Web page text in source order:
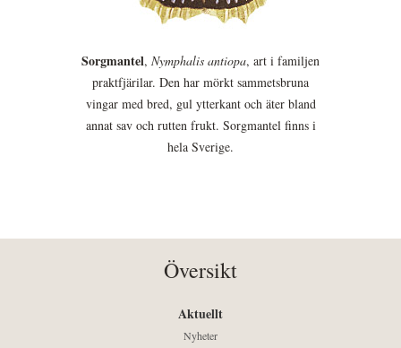
Sorgmantel, Nymphalis antiopa, art i familjen
praktfjärilar. Den har mörkt sammetsbruna
vingar med bred, gul ytterkant och äter bland
annat sav och rutten frukt. Sorgmantel finns i
hela Sverige.
Översikt
Aktuellt
Nyheter